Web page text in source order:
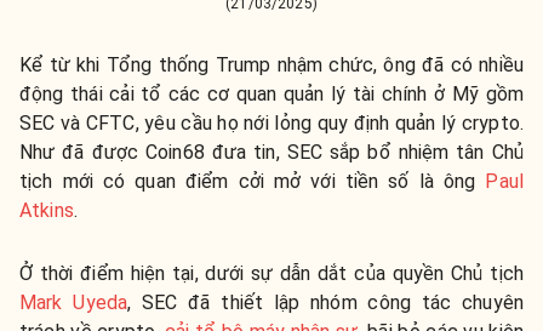
(21/03/2025)
Kể từ khi Tổng thống Trump nhậm chức, ông đã có nhiều
động thái cải tổ các cơ quan quản lý tài chính ở Mỹ gồm
SEC và CFTC, yêu cầu họ nới lỏng quy định quản lý crypto.
Như đã được Coin68 đưa tin, SEC sắp bổ nhiệm tân Chủ
tịch mới có quan điểm cởi mở với tiền số là ông Paul
Atkins.
Ở thời điểm hiện tại, dưới sự dẫn dắt của quyền Chủ tịch
Mark Uyeda, SEC đã thiết lập nhóm công tác chuyên